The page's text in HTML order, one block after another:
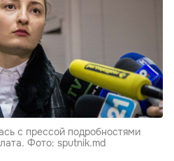
с прессой подробностями
Фото: sputnik.md